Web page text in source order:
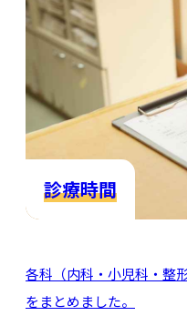
診療時間
各科（内科・小児科・整
をまとめました。